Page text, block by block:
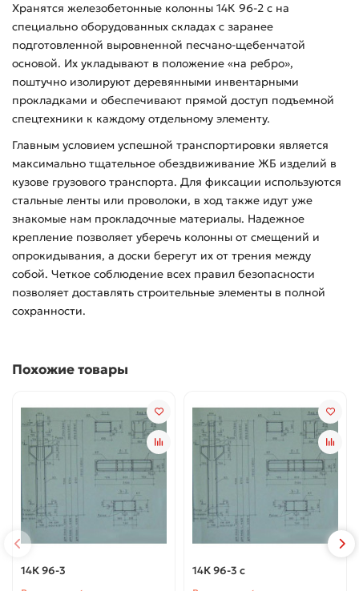
Хранятся железобетонные колонны 14К 96-2 с на
специально оборудованных складах с заранее
подготовленной выровненной песчано-щебенчатой
основой. Их укладывают в положение «на ребро»,
поштучно изолируют деревянными инвентарными
прокладками и обеспечивают прямой доступ подъемной
спецтехники к каждому отдельному элементу.
Главным условием успешной транспортировки является
максимально тщательное обездвиживание ЖБ изделий в
кузове грузового транспорта. Для фиксации используются
стальные ленты или проволоки, в ход также идут уже
знакомые нам прокладочные материалы. Надежное
крепление позволяет уберечь колонны от смещений и
опрокидывания, а доски берегут их от трения между
собой. Четкое соблюдение всех правил безопасности
позволяет доставлять строительные элементы в полной
сохранности.
Похожие товары
14К 96-3 14К 96-3 с